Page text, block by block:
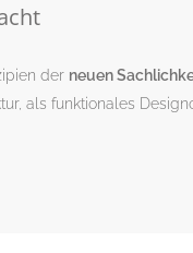
der neuen
als funktionales